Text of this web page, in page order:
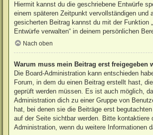
Hiermit kannst du die geschriebene Entwürfe
einem späteren Zeitpunkt vervollständigen und
gesicherten Beitrag kannst du mit der Funktion
Entwürfe verwalten“ in deinem persönlichen
Nach oben
Warum muss mein Beitrag erst freigegeben
Die Board-Administration kann entschieden
Forum, in dem du einen Beitrag erstellt hast,
geprüft werden müssen. Es ist auch möglich,
Administration dich zu einer Gruppe von
hat, bei denen sie die Beiträge erst
auf der Seite sichtbar werden. Bitte kontaktiere
Administration, wenn du weitere Informationen